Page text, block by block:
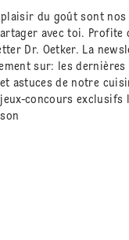
du goût sont nos
avec toi. Profite
Dr. Oetker. La
sur: les dernières
astuces de notre
concours exclusifs